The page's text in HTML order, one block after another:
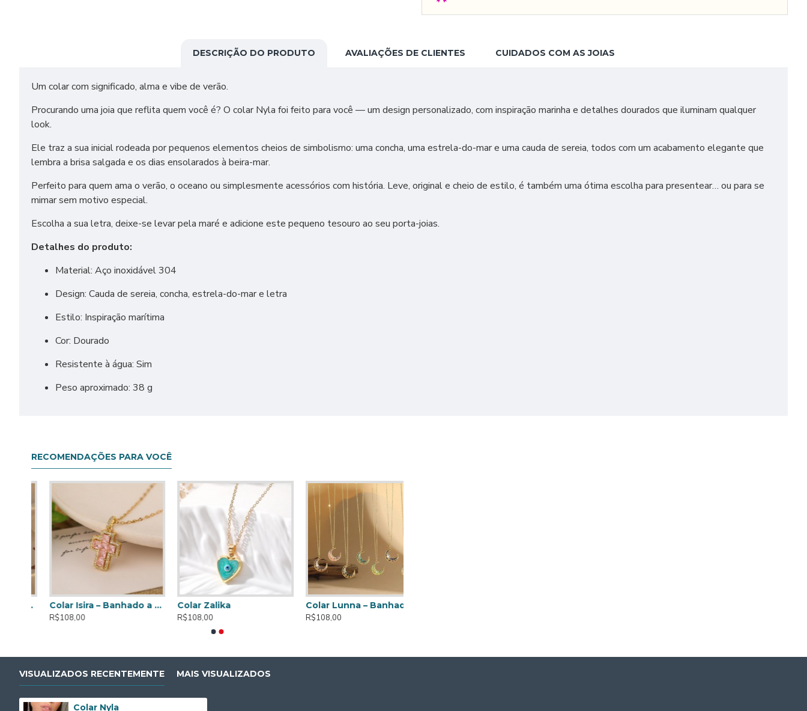
DESCRIÇÃO DO PRODUTO AVALIAÇÕES DE CLIENTES CUIDADOS COM AS JOIAS
Um colar com significado, alma e vibe de verão.
Procurando uma joia que reflita quem você é? O colar Nyla foi feito para você — um design personalizado, com inspiração marinha e detalhes dourados que iluminam qualquer
look.
Ele traz a sua inicial rodeada por pequenos elementos cheios de simbolismo: uma concha, uma estrela-do-mar e uma cauda de sereia, todos com um acabamento elegante que
lembra a brisa salgada e os dias ensolarados à beira-mar.
Perfeito para quem ama o verão, o oceano ou simplesmente acessórios com história. Leve, original e cheio de estilo, é também uma ótima escolha para presentear… ou para se
mimar sem motivo especial.
Escolha a sua letra, deixe-se levar pela maré e adicione este pequeno tesouro ao seu porta-joias.
Detalhes do produto:
Material: Aço inoxidável 304
Design: Cauda de sereia, concha, estrela-do-mar e letra
Estilo: Inspiração marítima
Cor: Dourado
Resistente à água: Sim
Peso aproximado: 38 g
RECOMENDAÇÕES PARA VOCÊ
Colar Isira – Banhado a ouro de 18K
R$108,00
Colar Zalika
R$108,00
Colar Lunna – Banhado a ouro de 14K
R$108,00
VISUALIZADOS RECENTEMENTE MAIS VISUALIZADOS
Colar Nyla